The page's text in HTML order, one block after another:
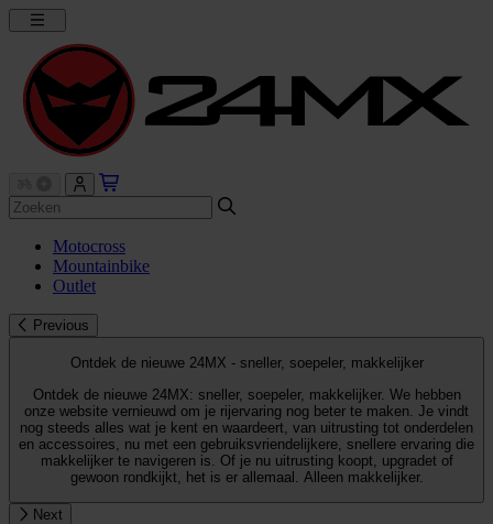
Motocross
Mountainbike
Outlet
Previous
Ontdek de nieuwe 24MX - sneller, soepeler, makkelijker
Ontdek de nieuwe 24MX: sneller, soepeler, makkelijker. We hebben
onze website vernieuwd om je rijervaring nog beter te maken. Je vindt
nog steeds alles wat je kent en waardeert, van uitrusting tot onderdelen
en accessoires, nu met een gebruiksvriendelijkere, snellere ervaring die
makkelijker te navigeren is. Of je nu uitrusting koopt, upgradet of
gewoon rondkijkt, het is er allemaal. Alleen makkelijker.
Next